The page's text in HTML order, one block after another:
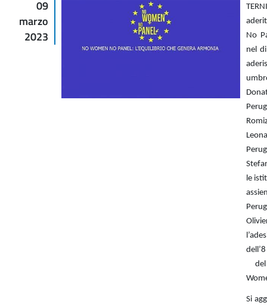
09
marzo
2023
No
nel
le
del
Si